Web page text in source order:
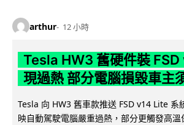
arthur 12 小時
Tesla HW3 舊硬件裝
現過熱 部分電腦損毀車主
Tesla 向 HW3 舊車款推送 FSD v14 Lite 系
映自動駕駛電腦嚴重過熱，部分更觸發高